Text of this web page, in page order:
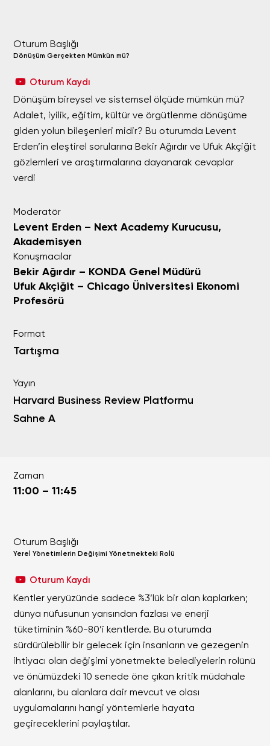
Oturum Başlığı
Dönüşüm Gerçekten Mümkün mü?
Oturum Kaydı
Dönüşüm bireysel ve sistemsel ölçüde mümkün mü?
Adalet, iyilik, eğitim, kültür ve örgütlenme dönüşüme
giden yolun bileşenleri midir? Bu oturumda Levent
Erden’in eleştirel sorularına Bekir Ağırdır ve Ufuk Akçiğit
gözlemleri ve araştırmalarına dayanarak cevaplar
verdi
Moderatör
Levent Erden – Next Academy Kurucusu,
Akademisyen
Konuşmacılar
Bekir Ağırdır – KONDA Genel Müdürü
Ufuk Akçiğit – Chicago Üniversitesi Ekonomi
Profesörü
Format
Tartışma
Yayın
Harvard Business Review Platformu
Sahne A
Zaman
11:00 – 11:45
Oturum Başlığı
Yerel Yönetimlerin Değişimi Yönetmekteki Rolü
Oturum Kaydı
Kentler yeryüzünde sadece %3’lük bir alan kaplarken;
dünya nüfusunun yarısından fazlası ve enerji
tüketiminin %60-80’i kentlerde. Bu oturumda
sürdürülebilir bir gelecek için insanların ve gezegenin
ihtiyacı olan değişimi yönetmekte belediyelerin rolünü
ve önümüzdeki 10 senede öne çıkan kritik müdahale
alanlarını, bu alanlara dair mevcut ve olası
uygulamalarını hangi yöntemlerle hayata
geçireceklerini paylaştılar.